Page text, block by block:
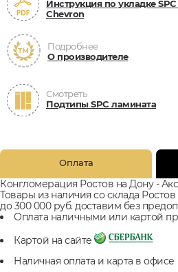
Инструкция по укладке
Chevron
Подробнее
О производителе
Смотреть
Подтипы SPC ламината
Оплата
Конгломерация Ростов на Дону -
Товары из наличия со склада
до 300 000 руб. доставим без
Оплата наличными или картой
Картой на сайте
Наличная оплата и карта в офисе